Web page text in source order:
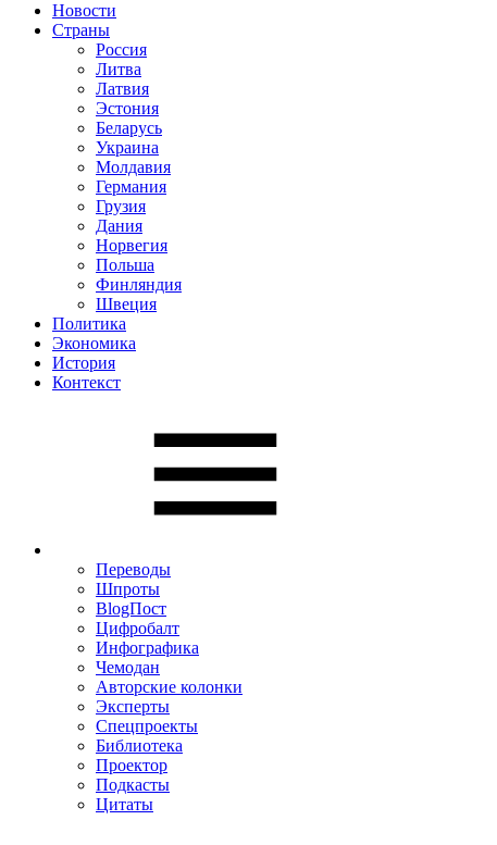
Новости
Страны
Россия
Литва
Латвия
Эстония
Беларусь
Украина
Молдавия
Германия
Грузия
Дания
Норвегия
Польша
Финляндия
Швеция
Политика
Экономика
История
Контекст
Переводы
Шпроты
BlogПост
Цифробалт
Инфографика
Чемодан
Авторские колонки
Эксперты
Спецпроекты
Библиотека
Проектор
Подкасты
Цитаты